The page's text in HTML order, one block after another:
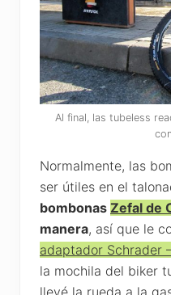
Al final, las tubeless
Normalmente, las
ser útiles en el
bombonas Zefal de
manera, así que le
adaptador Schrader
la mochila del biker